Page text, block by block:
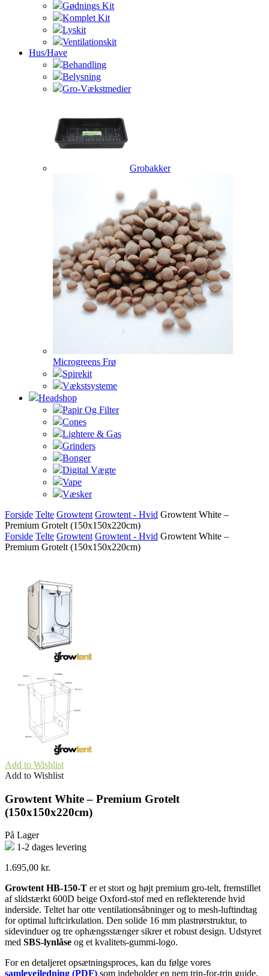
Gødnings Kit
Komplet Kit
Lyskit
Ventilationskit
Hus/Have
Behandling
Belysning
Gro-Vækstmedier
Grobakker
Microgreens Frø
Spirekit
Vækstsysteme
Headshop
Papir Og Filter
Cones
Lightere & Gas
Grinders
Bonger
Digital Vægte
Vape
Væsker
Forside Telte Growtent Growtent - Hvid Growtent White –
Premium Grotelt (150x150x220cm)
Forside Telte Growtent Growtent - Hvid Growtent White –
Premium Grotelt (150x150x220cm)
Add to Wishlist
Add to Wishlist
Growtent White – Premium Grotelt
(150x150x220cm)
På Lager
1-2 dages levering
1.695,00 kr.
Growtent HB-150-T er et stort og højt premium gro-telt, fremstillet
af slidstærkt 600D beige Oxford-stof med en reflekterende hvid
inderside. Teltet har otte ventilationsåbninger og to mesh-luftindtag
for optimal luftcirkulation. Den solide 16 mm plastrørstruktur, to
sidevinduer og tre ophængsstænger sikrer et robust design. Udstyret
med SBS-lynlåse og et kvalitets-gummi-logo.
For en detaljeret opsætningsproces, kan du følge vores
samlevejledning (PDF) som indeholder en nem trin-for-trin guide.